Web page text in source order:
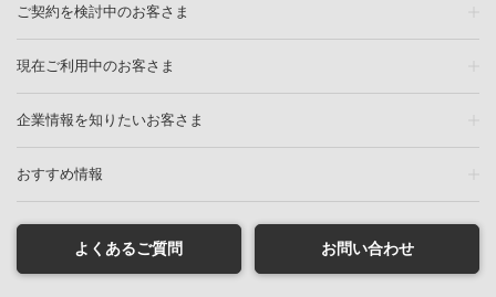
ご契約を検討中のお客さま
現在ご利用中のお客さま
企業情報を知りたいお客さま
おすすめ情報
よくあるご質問 お問い合わせ